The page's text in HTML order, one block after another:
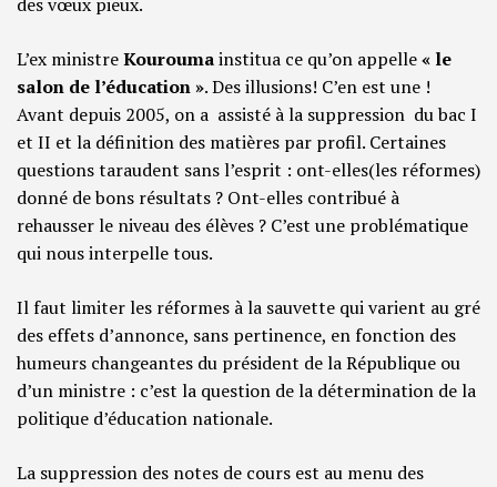
L’ex ministreKouroumainstitua ce qu’on appelle« le
salon de l’éducation ». Des illusions! C’en est une !
Avant depuis 2005, on a assisté à la suppression du bac I
et II et la définition des matières par profil. Certaines
questions taraudent sans l’esprit : ont-elles(les réformes)
donné de bons résultats ? Ont-elles contribué à
rehausser le niveau des élèves ? C’est une problématique
qui nous interpelle tous.
Il faut limiter les réformes à la sauvette qui varient au gré
des effets d’annonce, sans pertinence, en fonction des
humeurs changeantes du président de la République ou
d’un ministre : c’est la question de la détermination de la
politique d’éducation nationale.
La suppression des notes de cours est au menu des